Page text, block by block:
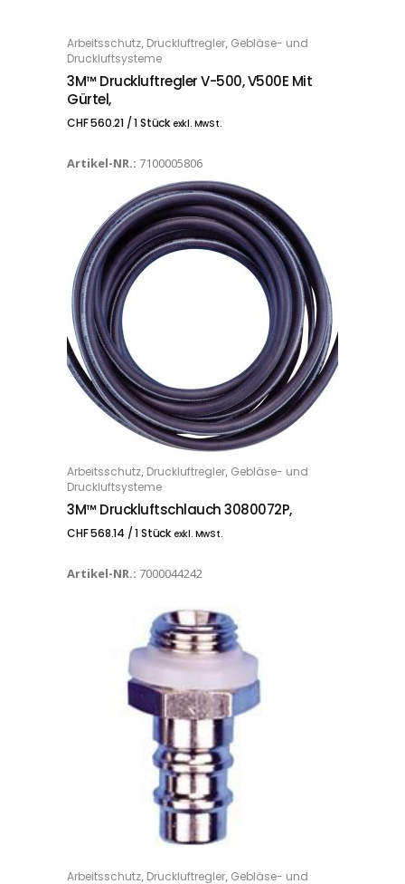
IN DEN WARENKORB
Arbeitsschutz, Druckluftregler, Gebläse- und
Druckluftsysteme
3M™ Druckluftregler V-500, V500E Mit
Gürtel,
CHF560.21 / 1 Stück exkl. MwSt.
Artikel-NR.: 7100005806
IN DEN WARENKORB
Arbeitsschutz, Druckluftregler, Gebläse- und
Druckluftsysteme
3M™ Druckluftschlauch 3080072P,
CHF568.14 / 1 Stück exkl. MwSt.
Artikel-NR.: 7000044242
IN DEN WARENKORB
Arbeitsschutz, Druckluftregler, Gebläse- und